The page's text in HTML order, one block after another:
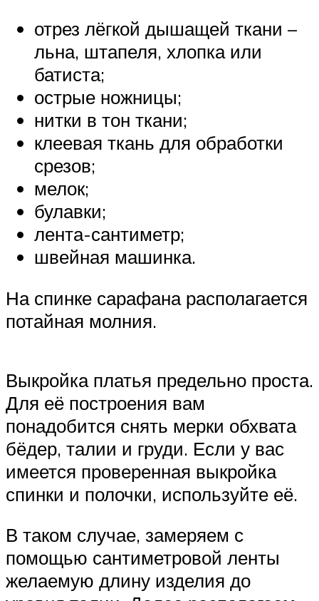
отрез лёгкой дышащей ткани –
льна, штапеля, хлопка или
батиста;
острые ножницы;
нитки в тон ткани;
клеевая ткань для обработки
срезов;
мелок;
булавки;
лента-сантиметр;
швейная машинка.
На спинке сарафана располагается
потайная молния.
Выкройка платья предельно проста.
Для её построения вам
понадобится снять мерки обхвата
бёдер, талии и груди. Если у вас
имеется проверенная выкройка
спинки и полочки, используйте её.
В таком случае, замеряем с
помощью сантиметровой ленты
желаемую длину изделия до